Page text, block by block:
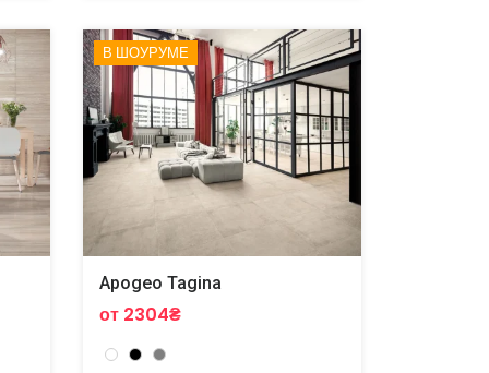
В ШОУРУМЕ
Apogeo Tagina
от 2304₴